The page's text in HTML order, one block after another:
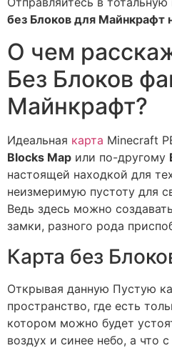
без Блоков для Майнкрафт
О чем
Без Блоков
Майнкрафт?
Идеальная карта Minecraft
Blocks Map или по-другому
настоящей находкой для
неизмеримую пустоту для
Ведь здесь можно
замки, разного рода
Карта без
Открывая данную Пустую
пространство, где есть
котором можно будет
воздух и синее небо, а что